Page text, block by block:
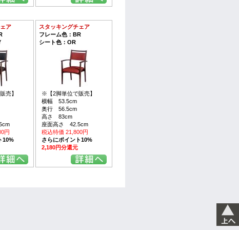
ア
売】
円
10%
スタッキングチェア
フレーム色：BR
シート色：OR
※【2脚単位で販売】
横幅 53.5cm
奥行 56.5cm
高さ 83cm
座面高さ 42.5cm
税込特価 21,800円
さらにポイント10%
2,180円分還元